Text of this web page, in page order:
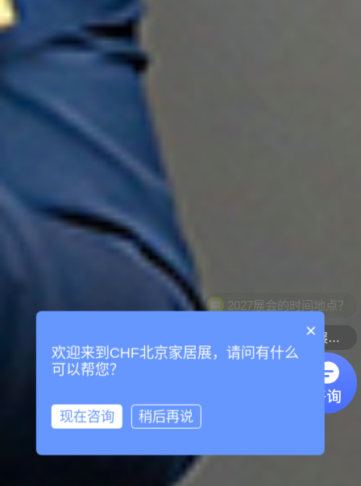
×
欢迎来到CHF北京家居展，请问有什么
可以帮您？
现在咨询 稍后再说